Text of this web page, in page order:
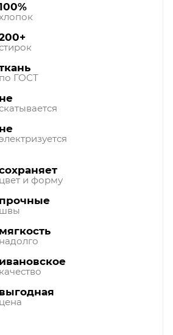
по ГОСТ
не
не
цвет и форму
прочные
швы
мягкость
надолго
ивановское
качество
выгодная
цена